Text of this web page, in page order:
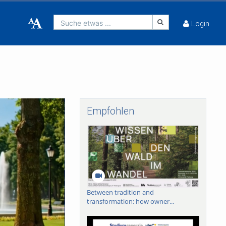
Suche etwas ... Login
Empfohlen
Between tradition and
transformation: how owner...